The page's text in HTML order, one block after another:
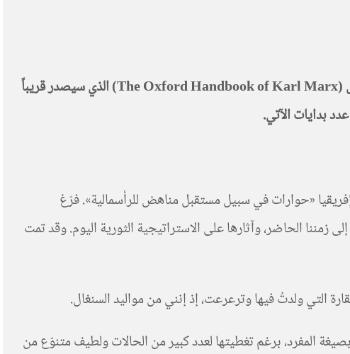
ننشر فيما يلي ترجمةً للنصف الأوّل من دراسةٍ كتبها جلبير الأشقر بما هي فصلٌ من فصول كتاب أكسفورد عن كارل ماركس (The Oxford Handbook of Karl Marx) الذي سيصدر قريباً
بدايات الآتي.
«حوارات في سبيل مستقبل مناهض للرأسمالية». فرّغ
الحاضر، وآثارها على الاستراتيجية الثورية اليوم. وقد تمت
التي ولدتُ فيها وترعرعت، إذ إنني من مواليد السنغال.
المفرد، برغم تغطيتها لعدد كبير من الحالات ولطيف متنوّع من